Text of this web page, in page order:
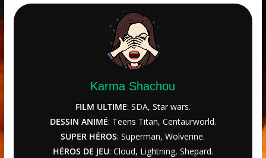
Karma Shachou
FILM ULTIME: SDA, Star wars.
DESSIN ANIMÉ: Teens Titan, Centaurworld.
SUPER HÉROS: Superman, Wolverine.
HÉROS DE JEU: Cloud, Lightning, Shepard.